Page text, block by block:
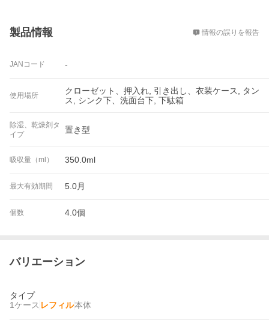
製品情報 情報の誤りを報告
JANコード -
使用場所
クローゼット、押入れ, 引き出し、衣装ケース, タン
ス, シンク下、洗面台下, 下駄箱
除湿、乾燥剤タ
イプ
置き型
吸収量（ml） 350.0ml
最大有効期間 5.0月
個数 4.0個
バリエーション
タイプ
1ケース レフィル本体